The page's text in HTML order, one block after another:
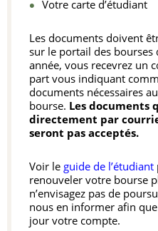
Votre carte d’étudiant
Les documents doivent
sur le portail des bourses
année, vous recevrez un
part vous indiquant
documents nécessaires
bourse. Les documents
directement par
seront pas acceptés.
Voir le guide de l’étudiant
renouveler votre bourse
n’envisagez pas de
nous en informer afin
jour votre compte.